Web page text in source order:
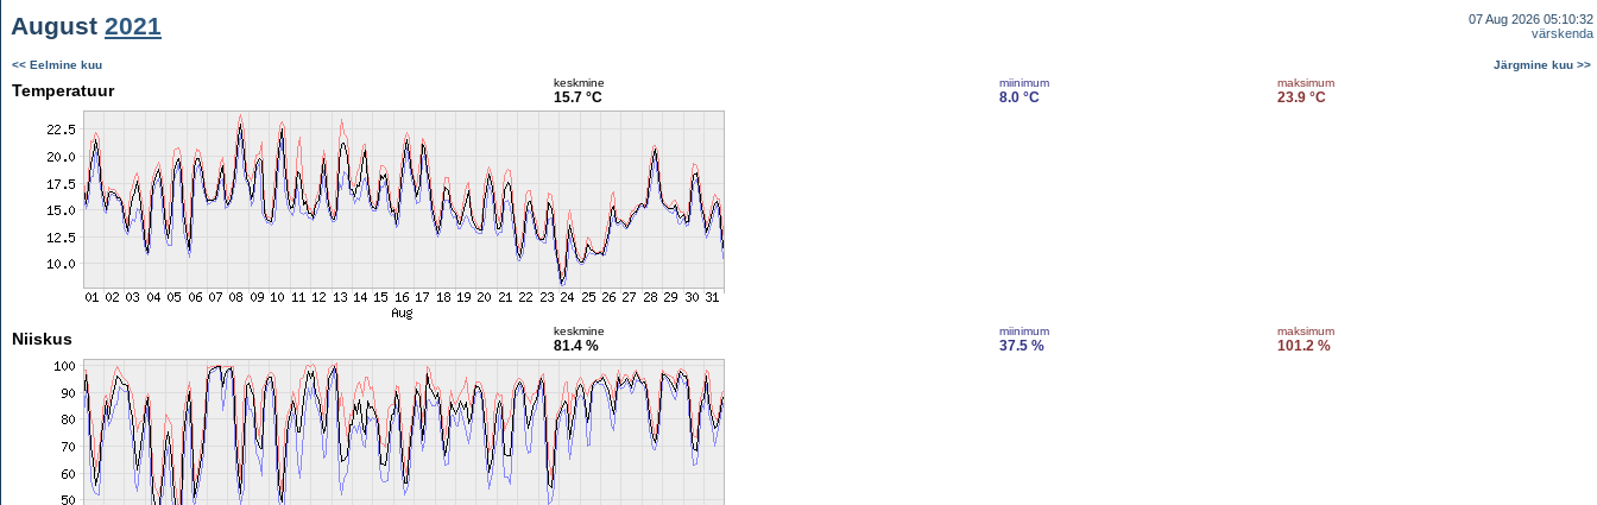
August 2021
07 Aug 2026 05:10:32
värskenda
<< Eelmine kuu Järgmine kuu >>
Temperatuur keskmine
15.7 °C
miinimum
8.0 °C
maksimum
23.9 °C
Niiskus keskmine
81.4 %
miinimum
37.5 %
maksimum
101.2 %